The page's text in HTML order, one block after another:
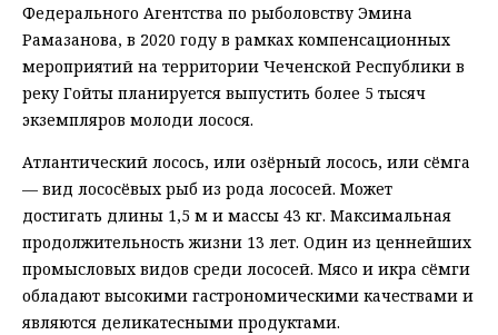
Федерального Агентства по рыболовству Эмина
Рамазанова, в 2020 году в рамках компенсационных
мероприятий на территории Чеченской Республики в
реку Гойты планируется выпустить более 5 тысяч
экземпляров молоди лосося.
Атлантический лосось, или озёрный лосось, или сёмга
— вид лососёвых рыб из рода лососей. Может
достигать длины 1,5 м и массы 43 кг. Максимальная
продолжительность жизни 13 лет. Один из ценнейших
промысловых видов среди лососей. Мясо и икра сёмги
обладают высокими гастрономическими качествами и
являются деликатесными продуктами.